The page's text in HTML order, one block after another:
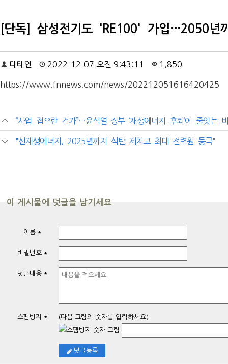
[단독] 삼성전기도 'RE100' 가입…2050
대태연 2022-12-07 오전 9:43:11 1,850
https://www.fnnews.com/news/202212051616420425
“사업 접으란 건가”…윤석열 정부 ‘재생에너지 후퇴’에 줄잇는
"신재생에너지, 2025년까지 석탄 제치고 최대 전력원 등극"
이 게시물에 덧글을 남기세요
이름 *
비밀번호 *
덧글내용 *
스팸방지 * (다음 그림의 숫자를 입력하세요)
덧글등록